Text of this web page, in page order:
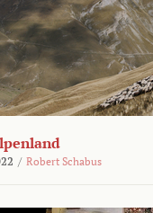
/ Robert Schabus